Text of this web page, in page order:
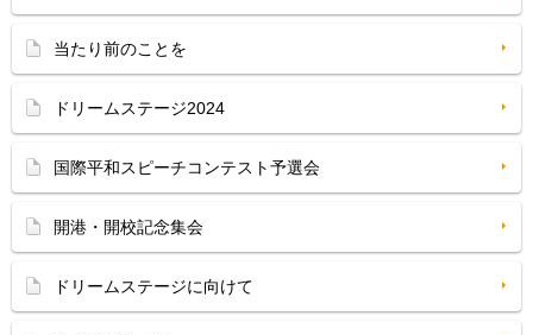
当たり前のことを
ドリームステージ2024
国際平和スピーチコンテスト予選会
開港・開校記念集会
ドリームステージに向けて